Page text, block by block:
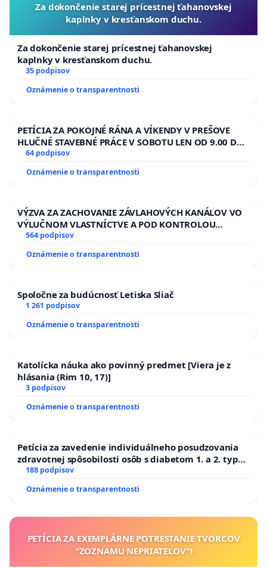
Za dokončenie starej prícestnej ťahanovskej
kaplnky v kresťanskom duchu.
Za dokončenie starej prícestnej ťahanovskej
kaplnky v kresťanskom duchu.
35 podpisov
Oznámenie o transparentnosti
PETÍCIA ZA POKOJNÉ RÁNA A VÍKENDY V PREŠOVE
HLUČNÉ STAVEBNÉ PRÁCE V SOBOTU LEN OD 9.00 DO
13.00 HOD., CEZ PRACOVNÝ TÝŽDEŇ CIEĽ 8.00 – 18.00
HOD. A PRAVIDELNÁ KONTROLA STAVBY C-AREA NA
ĎUMBIERSKEJ/MAGU
64 podpisov
Oznámenie o transparentnosti
VÝZVA ZA ZACHOVANIE ZÁVLAHOVÝCH KANÁLOV VO
VÝLUČNOM VLASTNÍCTVE A POD KONTROLOU
SLOVENSKEJ REPUBLIKY & žiadosť na riešenie
zanedbaného stavu závlahových a odvodňovacích
kanálov na Slovensku
564 podpisov
Oznámenie o transparentnosti
Spoločne za budúcnosť Letiska Sliač
1 261 podpisov
Oznámenie o transparentnosti
Katolícka náuka ako povinný predmet [Viera je z
hlásania (Rim 10, 17)]
3 podpisov
Oznámenie o transparentnosti
Petícia za zavedenie individuálneho posudzovania
zdravotnej spôsobilosti osôb s diabetom 1. a 2. typu
pri prijímaní do Policajného zboru SR
188 podpisov
Oznámenie o transparentnosti
PETÍCIA ZA EXEMPLÁRNE POTRESTANIE TVORCOV
"ZOZNAMU NEPRIATEĽOV"!